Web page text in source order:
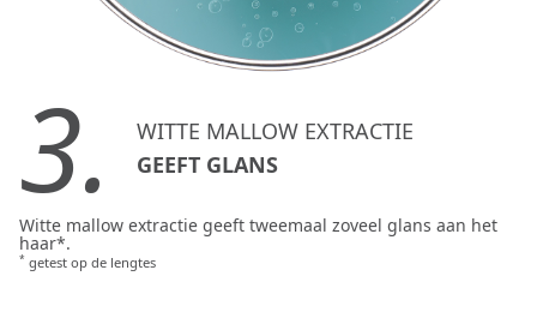
3.
WITTE MALLOW EXTRACTIE
GEEFT GLANS
Witte mallow extractie geeft tweemaal zoveel glans aan het
haar*.
* getest op de lengtes